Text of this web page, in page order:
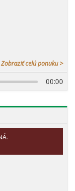
Zobraziť celú ponuku >
00:00